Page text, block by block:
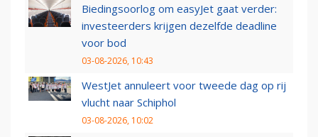
Biedingsoorlog om easyJet gaat verder:
investeerders krijgen dezelfde deadline
voor bod
03-08-2026, 10:43
WestJet annuleert voor tweede dag op rij
vlucht naar Schiphol
03-08-2026, 10:02